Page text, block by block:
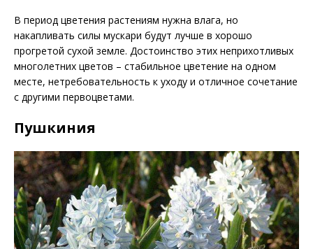
В период цветения растениям нужна влага, но
накапливать силы мускари будут лучше в хорошо
прогретой сухой земле. Достоинство этих неприхотливых
многолетних цветов – стабильное цветение на одном
месте, нетребовательность к уходу и отличное сочетание
с другими первоцветами.
Пушкиния